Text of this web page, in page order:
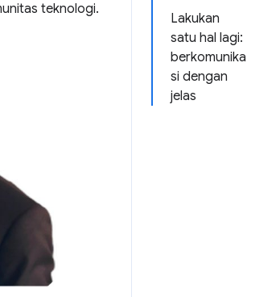
Lakukan
satu hal lagi:
berkomunika
si dengan
jelas
teknologi.